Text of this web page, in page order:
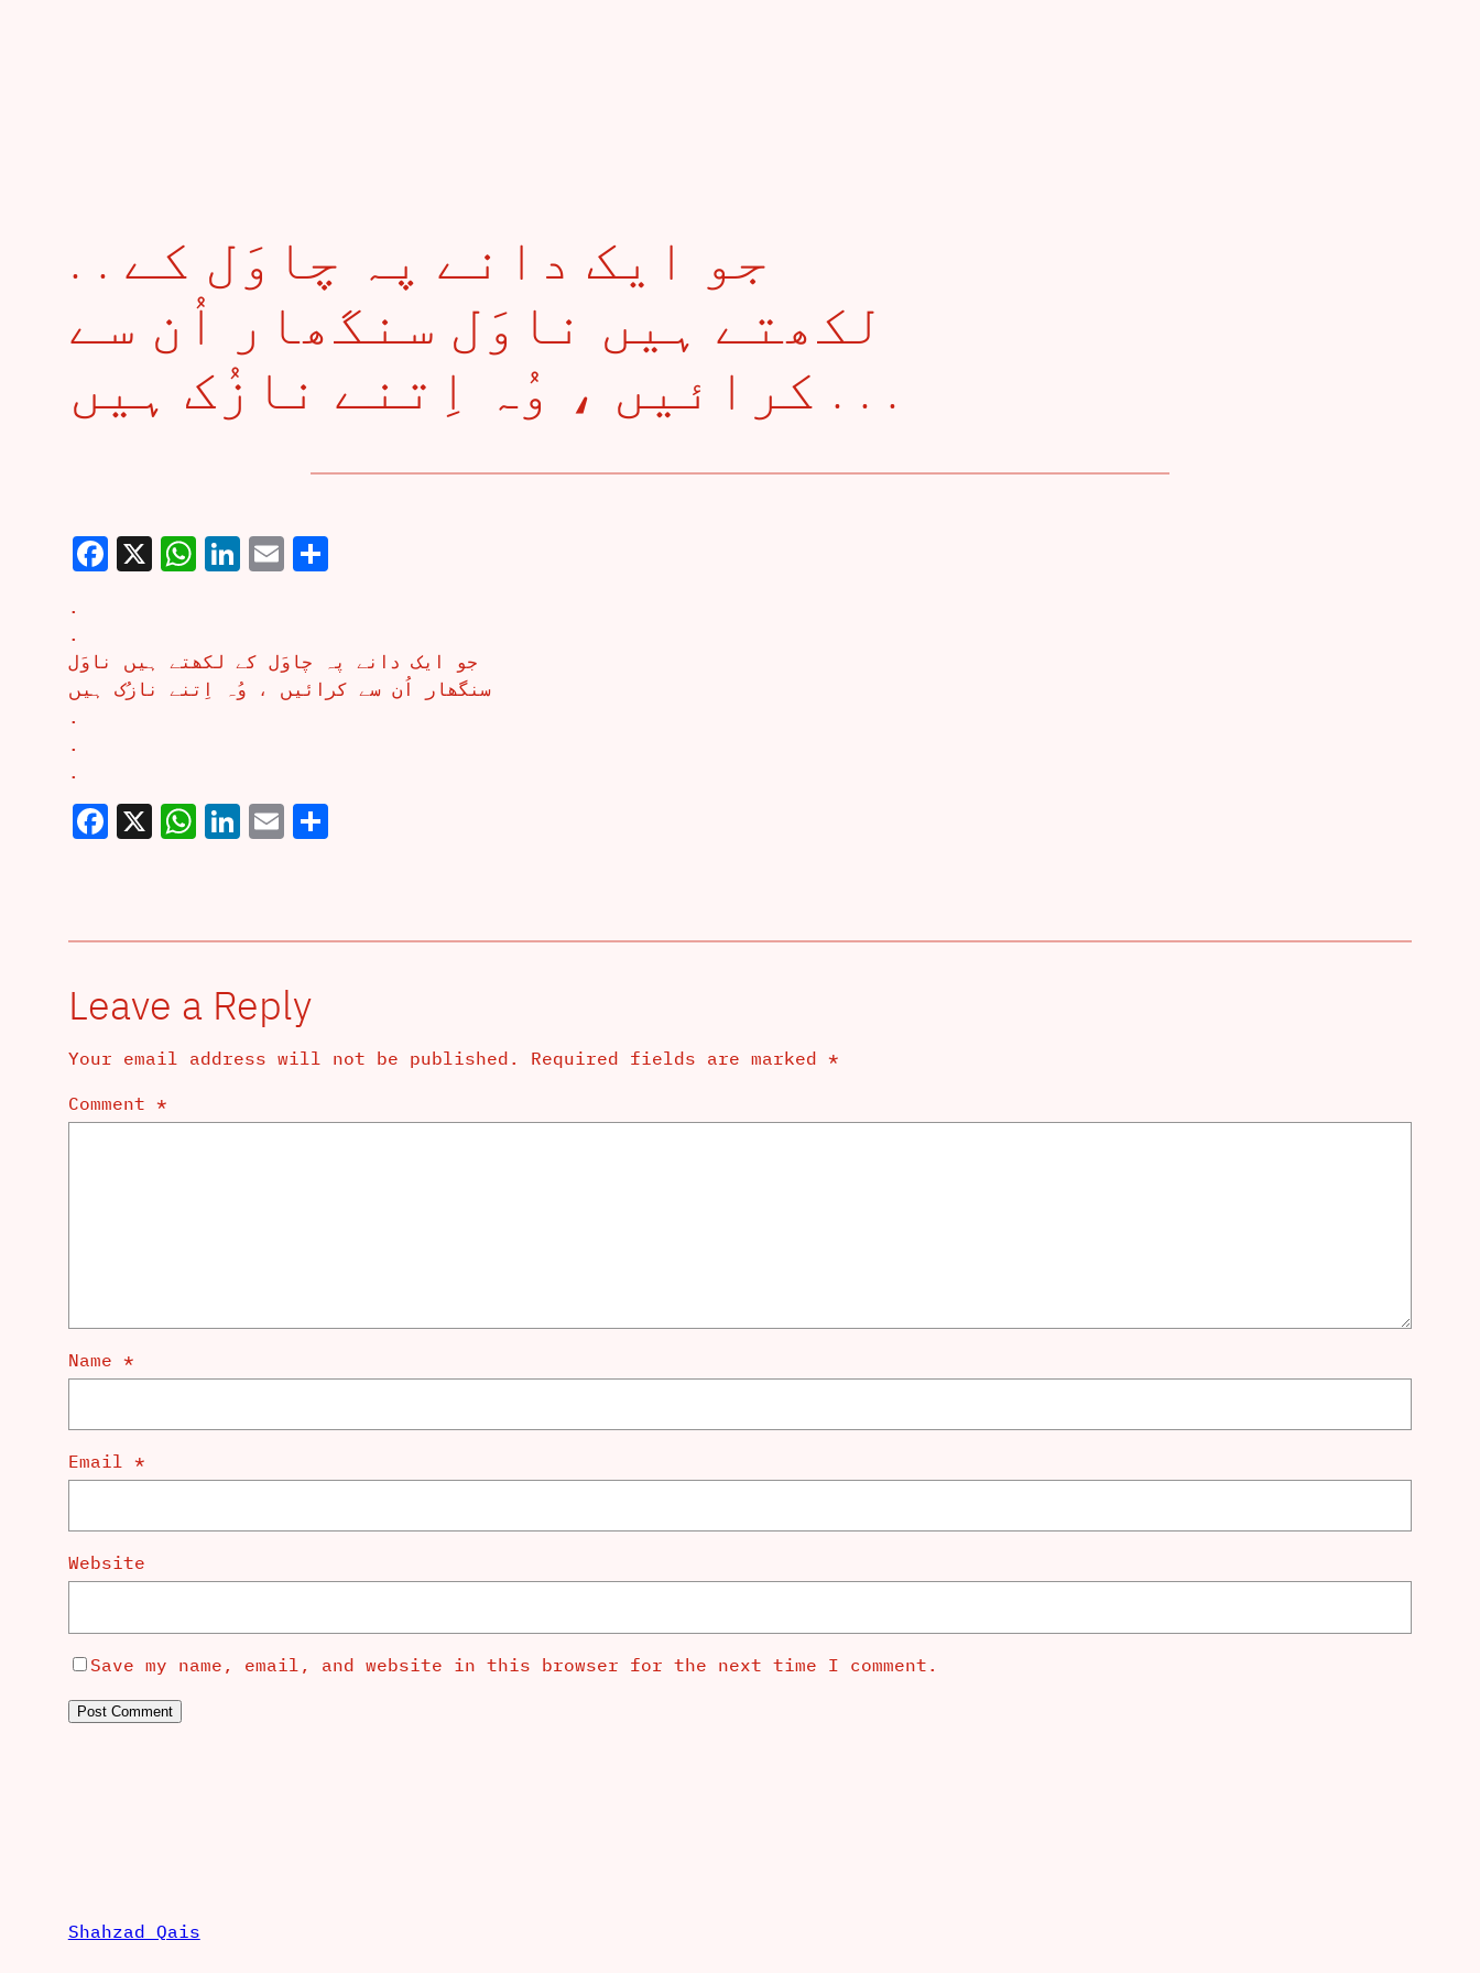
. . جو ایک دانے پہ چاوَل کے
لکھتے ہیں ناوَل سنگھار اُن سے
کرائیں ، وُہ اِتنے نازُک ہیں . . .
Facebook
X WhatsApp
LinkedIn
EmailShare
.
.
جو ایک دانے پہ چاوَل کے لکھتے ہیں ناوَل
سنگھار اُن سے کرائیں ، وُہ اِتنے نازُک ہیں
.
.
.
Facebook
X WhatsApp
LinkedIn
EmailShare
Leave a Reply
Your email address will not be published. Required fields are marked *
Comment *
Name *
Email *
Website
Save my name, email, and website in this browser for the next time I comment.
Shahzad Qais